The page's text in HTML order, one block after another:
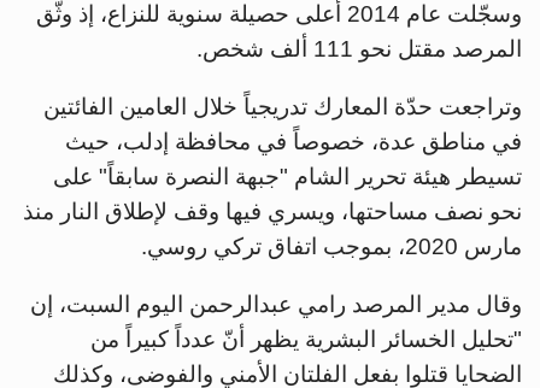
وسجّلت عام 2014 أعلى حصيلة سنوية للنزاع، إذ وثّق
المرصد مقتل نحو 111 ألف شخص.
وتراجعت حدّة المعارك تدريجياً خلال العامين الفائتين
في مناطق عدة، خصوصاً في محافظة إدلب، حيث
تسيطر هيئة تحرير الشام "جبهة النصرة سابقاً" على
نحو نصف مساحتها، ويسري فيها وقف لإطلاق النار منذ
مارس 2020، بموجب اتفاق تركي روسي.
وقال مدير المرصد رامي عبدالرحمن اليوم السبت، إن
"تحليل الخسائر البشرية يظهر أنّ عدداً كبيراً من
الضحايا قتلوا بفعل الفلتان الأمني والفوضى، وكذلك